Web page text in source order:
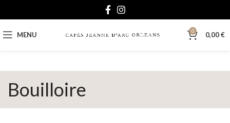
MENU 0 0,00€
Bouilloire